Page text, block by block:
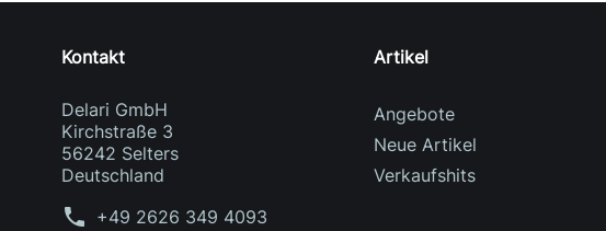
Kontakt
Delari GmbH
Kirchstraße 3
56242 Selters
Deutschland
phone +49 2626 349 4093
Artikel
Angebote
Neue Artikel
Verkaufshits